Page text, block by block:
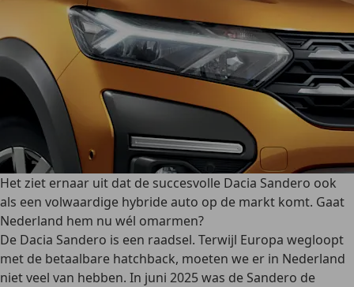
Het ziet ernaar uit dat de succesvolle Dacia Sandero ook
als een volwaardige hybride auto op de markt komt. Gaat
Nederland hem nu wél omarmen?
De Dacia Sandero is een raadsel. Terwijl Europa wegloopt
met de betaalbare hatchback, moeten we er in Nederland
niet veel van hebben. In juni 2025 was de Sandero de